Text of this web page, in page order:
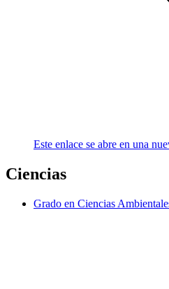
Este enlace se abre en una
Ciencias
Grado en Ciencias